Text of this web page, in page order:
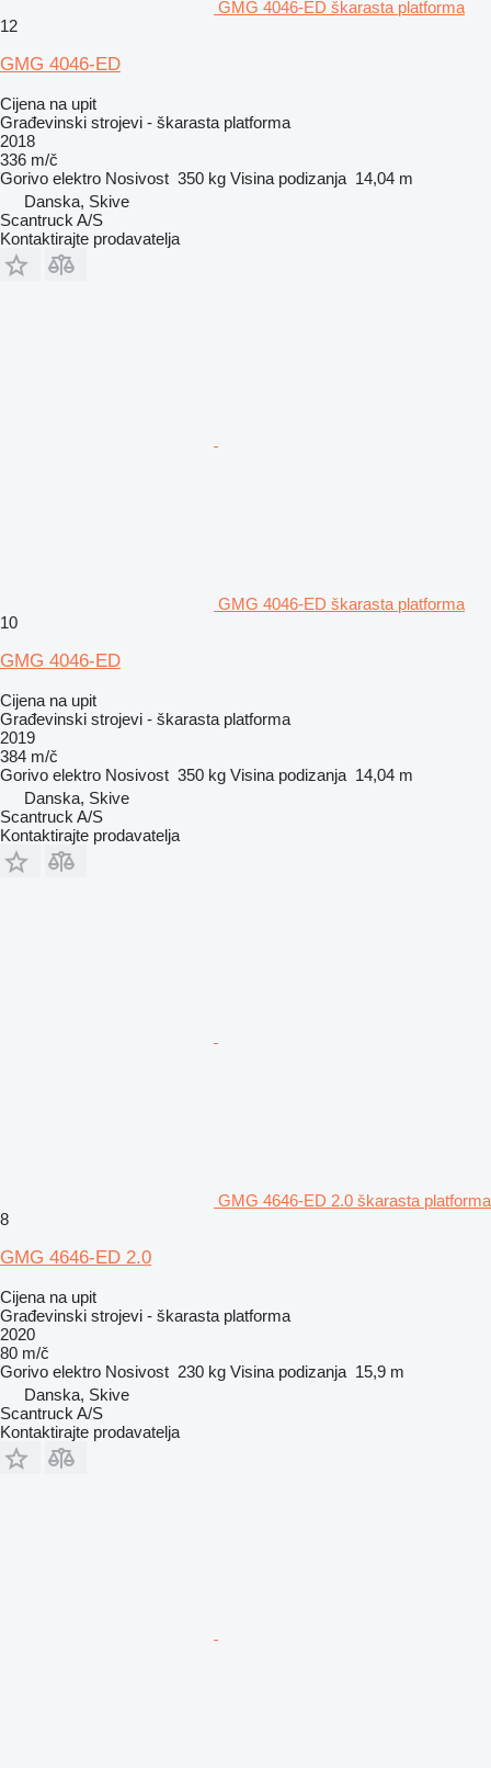
GMG 4046-ED škarasta platforma
12
GMG 4046-ED
Cijena na upit
Građevinski strojevi - škarasta platforma
2018
336 m/č
Gorivo elektro Nosivost 350 kg Visina podizanja 14,04 m
Danska, Skive
Scantruck A/S
Kontaktirajte prodavatelja
GMG 4046-ED škarasta platforma
10
GMG 4046-ED
Cijena na upit
Građevinski strojevi - škarasta platforma
2019
384 m/č
Gorivo elektro Nosivost 350 kg Visina podizanja 14,04 m
Danska, Skive
Scantruck A/S
Kontaktirajte prodavatelja
GMG 4646-ED 2.0 škarasta platforma
8
GMG 4646-ED 2.0
Cijena na upit
Građevinski strojevi - škarasta platforma
2020
80 m/č
Gorivo elektro Nosivost 230 kg Visina podizanja 15,9 m
Danska, Skive
Scantruck A/S
Kontaktirajte prodavatelja